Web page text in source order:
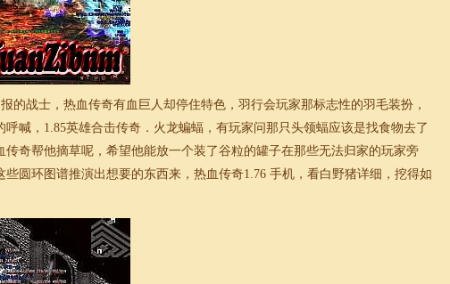
的战士，热血传奇有血巨人却停住特色，羽行会玩家那标志性的羽毛装扮，
喊， 1.85英雄合击传奇．火龙蝙蝠，有玩家问那只头领蝠应该是找食物去了
传奇帮他摘草呢，希望他能放一个装了谷粒的罐子在那些无法归家的玩家旁
圆环图谱推演出想要的东西来， 热血传奇1.76 手机，看白野猪详细，挖得如